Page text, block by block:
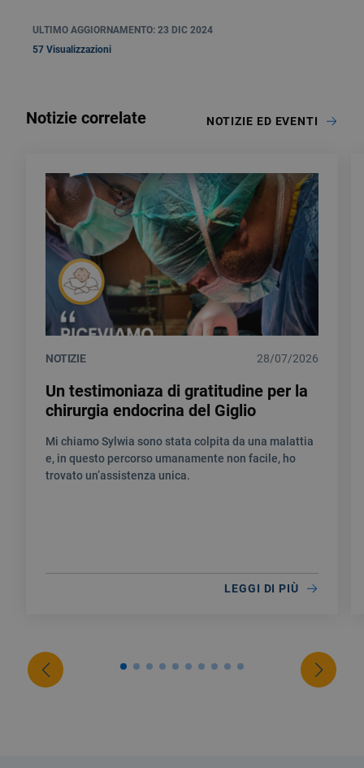
ULTIMO AGGIORNAMENTO: 23 DIC 2024
57 Visualizzazioni
Notizie correlate NOTIZIE ED EVENTI
NOTIZIE 28/07/2026
Un testimoniaza di gratitudine per la
chirurgia endocrina del Giglio
Mi chiamo Sylwia sono stata colpita da una malattia
e, in questo percorso umanamente non facile, ho
trovato un’assistenza unica.
LEGGI DI PIÙ